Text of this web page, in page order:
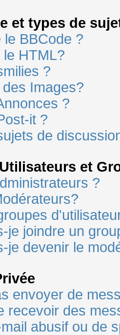
et types de
BBCode ?
HTML?
?
Images?
?
it ?
de
et
?
je joindre un
je devenir le
envoyer de
recevoir des
abusif ou de